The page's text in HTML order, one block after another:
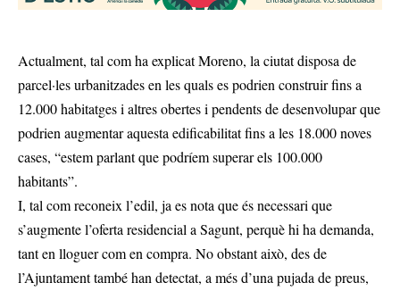
Actualment, tal com ha explicat Moreno, la ciutat disposa de
parcel·les urbanitzades en les quals es podrien construir fins a
12.000 habitatges i altres obertes i pendents de desenvolupar que
podrien augmentar aquesta edificabilitat fins a les 18.000 noves
cases, “estem parlant que podríem superar els 100.000
habitants”.
I, tal com reconeix l’edil, ja es nota que és necessari que
s’augmente l’oferta residencial a Sagunt, perquè hi ha demanda,
tant en lloguer com en compra. No obstant això, des de
l’Ajuntament també han detectat, a més d’una pujada de preus,